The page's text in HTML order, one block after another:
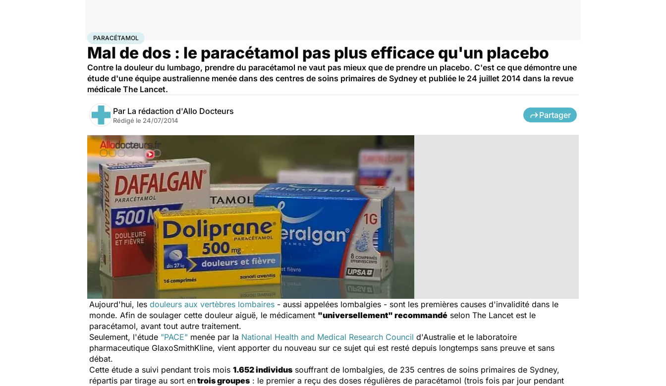
AccueilSantéParacétamol
PARACÉTAMOL
Mal de dos : le paracétamol pas plus efficace qu'un placebo
Contre la douleur du lumbago, prendre du paracétamol ne vaut pas mieux que de prendre un placebo. C'est ce que démontre une
étude d'une équipe australienne menée dans des centres de soins primaires de Sydney et publiée le 24 juillet 2014 dans la revue
médicale The Lancet.
Par La rédaction d'Allo Docteurs
Rédigé le 24/07/2014
Partager
Aujourd'hui, les douleurs aux vertèbres lombaires - aussi appelées lombalgies - sont les premières causes d'invalidité dans le
monde. Afin de soulager cette douleur aiguë, le médicament "universellement" recommandé selon The Lancet est le
paracétamol, avant tout autre traitement.
Seulement, l'étude "PACE" menée par la National Health and Medical Research Council d'Australie et le laboratoire
pharmaceutique GlaxoSmithKline, vient apporter du nouveau sur ce sujet qui est resté depuis longtemps sans preuve et sans
débat.
Cette étude a suivi pendant trois mois 1.652 individus souffrant de lombalgies, de 235 centres de soins primaires de Sydney,
répartis par tirage au sort entrois groupes : le premier a reçu des doses régulières de paracétamol (trois fois par jour pendant